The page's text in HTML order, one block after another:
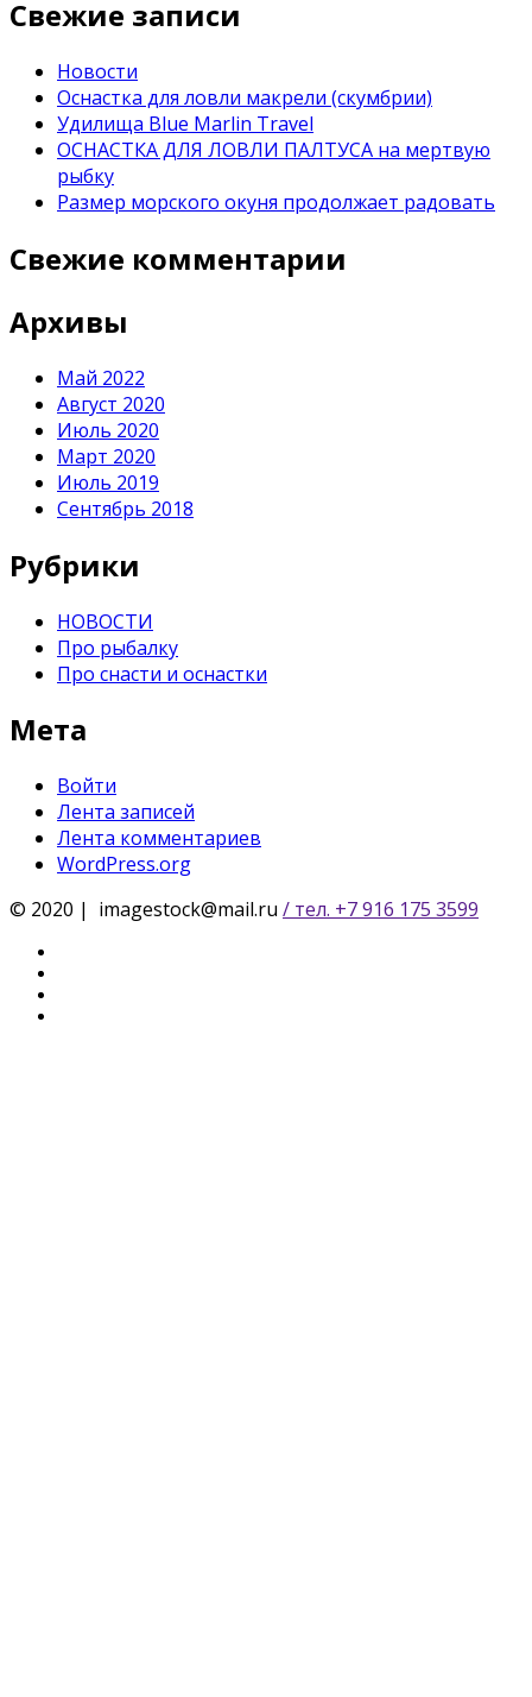
Свежие записи
Новости
Оснастка для ловли макрели (скумбрии)
Удилища Blue Marlin Travel
ОСНАСТКА ДЛЯ ЛОВЛИ ПАЛТУСА на мертвую
рыбку
Размер морского окуня продолжает радовать
Свежие комментарии
Архивы
Май 2022
Август 2020
Июль 2020
Март 2020
Июль 2019
Сентябрь 2018
Рубрики
НОВОСТИ
Про рыбалку
Про снасти и оснастки
Мета
Войти
Лента записей
Лента комментариев
WordPress.org
© 2020 | imagestock@mail.ru / тел. +7 916 175 3599